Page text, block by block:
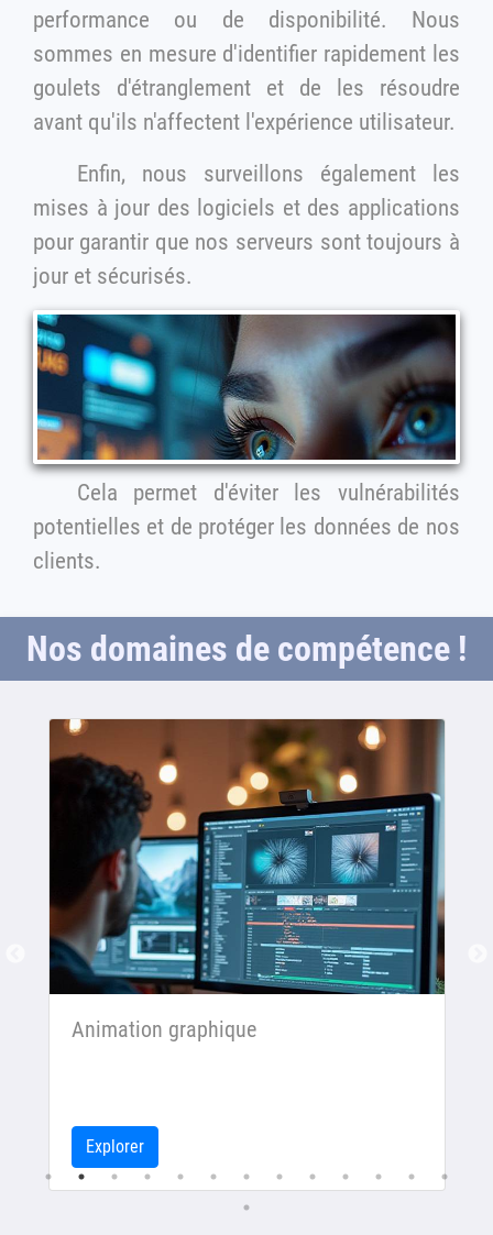
performance ou de disponibilité. Nous
sommes en mesure d'identifier rapidement les
goulets d'étranglement et de les résoudre
avant qu'ils n'affectent l'expérience utilisateur.
Enfin, nous surveillons également les
mises à jour des logiciels et des applications
pour garantir que nos serveurs sont toujours à
jour et sécurisés.
Cela permet d'éviter les vulnérabilités
potentielles et de protéger les données de nos
clients.
Nos domaines de compétence !
Animation graphique
Explorer